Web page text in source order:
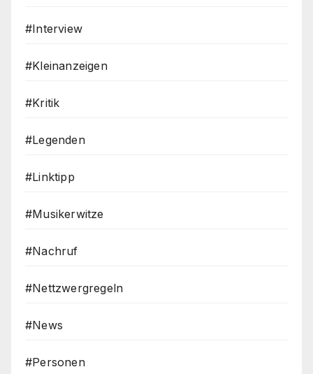
#Interview
#Kleinanzeigen
#Kritik
#Legenden
#Linktipp
#Musikerwitze
#Nachruf
#Nettzwergregeln
#News
#Personen